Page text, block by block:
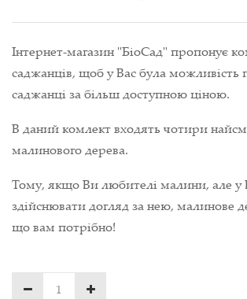
Інтернет-магазин "БіоСад" пропонує
саджанців, щоб у Вас була можливість
саджанці за більш доступною ціною.
В даний комлект входять чотири
малинового дерева.
Тому, якщо Ви любителі малини, але у
здійснювати догляд за нею, малинове
що вам потрібно!